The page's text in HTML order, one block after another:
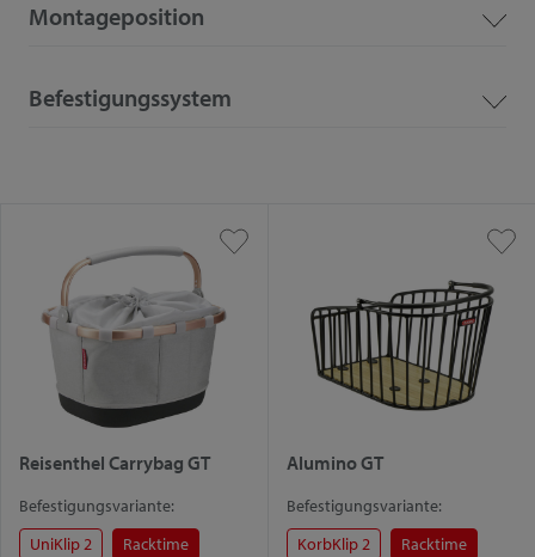
Montageposition
Befestigungssystem
Reisenthel Carrybag GT
Befestigungsvariante:
UniKlip 2
Racktime
Alumino GT
Befestigungsvariante:
KorbKlip 2
Racktime